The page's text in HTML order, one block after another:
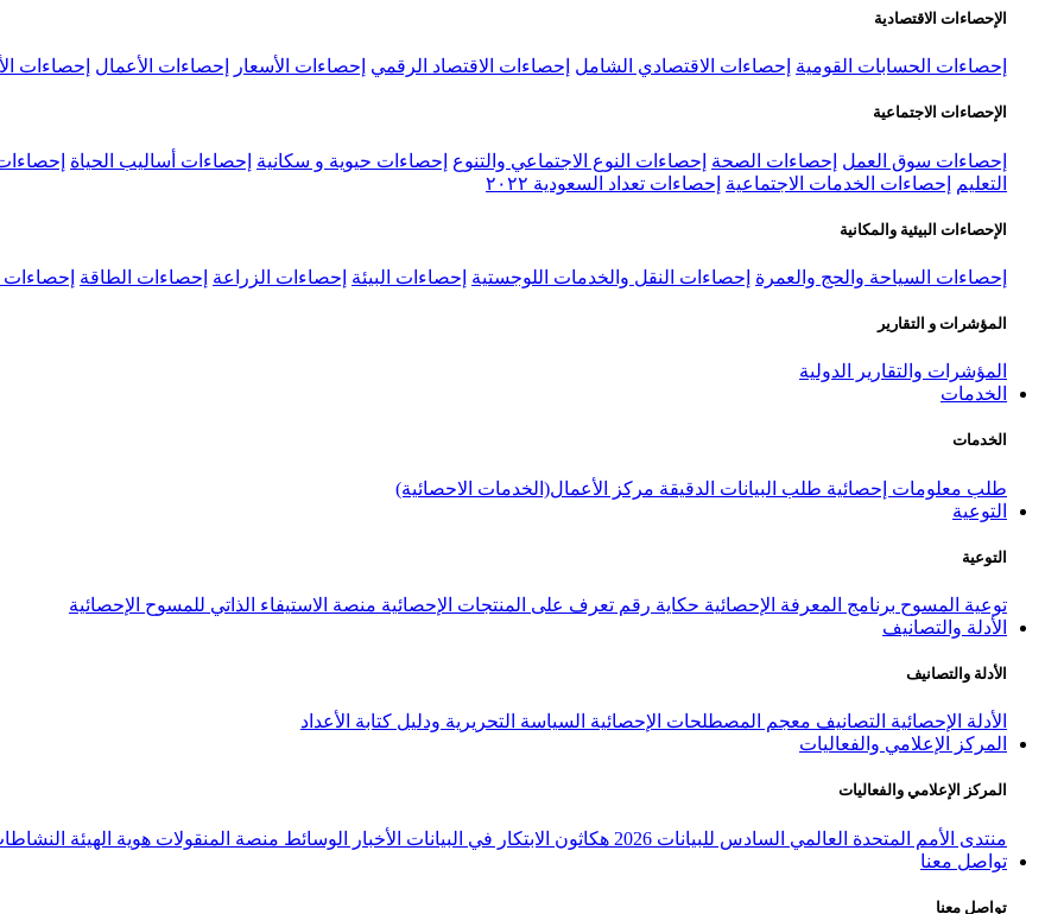
الإحصاءات الاقتصادية
إحصاءات الحسابات القومية إحصاءات الاقتصادي الشامل إحصاءات الاقتصاد الرقمي إحصاءات الأسعار إحصاءات الأعمال إحصاءات
الإحصاءات الاجتماعية
إحصاءات سوق العمل إحصاءات الصحة إحصاءات النوع الاجتماعي والتنوع إحصاءات حيوية و سكانية إحصاءات أساليب الحياة
التعليم
إحصاءات الخدمات الاجتماعية إحصاءات تعداد السعودية ٢٠٢٢
الإحصاءات البيئية والمكانية
إحصاءات السياحة والحج والعمرة إحصاءات النقل والخدمات اللوجستية إحصاءات البيئة إحصاءات الزراعة إحصاءات الطاقة إحصاءات
المؤشرات و التقارير
المؤشرات والتقارير الدولية
الخدمات
الخدمات
طلب معلومات إحصائية طلب البيانات الدقيقة مركز الأعمال(الخدمات الاحصائية)
التوعية
التوعية
توعية المسوح برنامج المعرفة الإحصائية حكاية رقم تعرف على المنتجات الإحصائية منصة الاستيفاء الذاتي للمسوح الإحصائية
الأدلة والتصانيف
الأدلة والتصانيف
الأدلة الإحصائية التصانيف معجم المصطلحات الإحصائية السياسة التحريرية ودليل كتابة الأعداد
المركز الإعلامي والفعاليات
المركز الإعلامي والفعاليات
منتدى الأمم المتحدة العالمي السادس للبيانات 2026 هكاثون الابتكار في البيانات الأخبار الوسائط منصة المنقولات هوية الهيئة
تواصل معنا
تواصل معنا